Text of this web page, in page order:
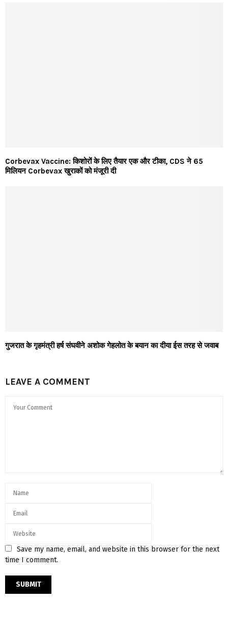
Corbevax Vaccine: किशोरों के लिए तैयार एक और टीका, CDS ने 65
मिलियन Corbevax खुराकों को मंजूरी दी
गुजरात के गृहमंत्री हर्ष संघवीने अशोक गेहलोत के बयान का दीया ईस तरह से जवाब
LEAVE A COMMENT
Save my name, email, and website in this browser for the next
time I comment.